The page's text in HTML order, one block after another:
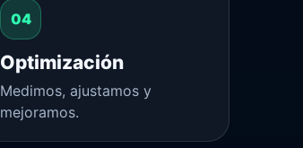
Optimización
Medimos, ajustamos y
mejoramos.